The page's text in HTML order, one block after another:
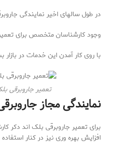
در طول سالهای اخیر نمایندگی
وجود کارشناسان متخصص برای
با روی کار آمدن این خدمات در
تعمیر جاروبرقی
نمایندگی مجاز
برای تعمیر جاروبرقی بلک اند دکر
افزایش بهره وری نیز در کنار